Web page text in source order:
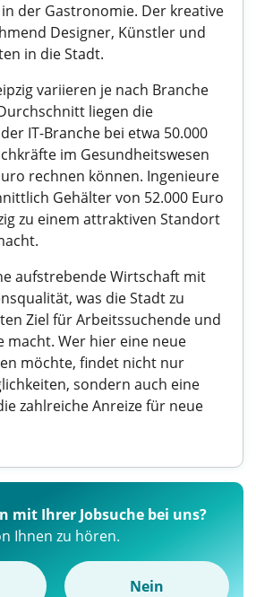
der Gastronomie. Der kreative
Designer, Künstler und
in die Stadt.
variieren je nach Branche
liegen die
IT-Branche bei etwa 50.000
im Gesundheitswesen
rechnen können. Ingenieure
Gehälter von 52.000 Euro
zu einem attraktiven Standort
aufstrebende Wirtschaft mit
was die Stadt zu
Ziel für Arbeitssuchende und
macht. Wer hier eine neue
möchte, findet nicht nur
sondern auch eine
zahlreiche Anreize für neue
mit Ihrer Jobsuche bei uns?
Ihnen zu hören.
Nein